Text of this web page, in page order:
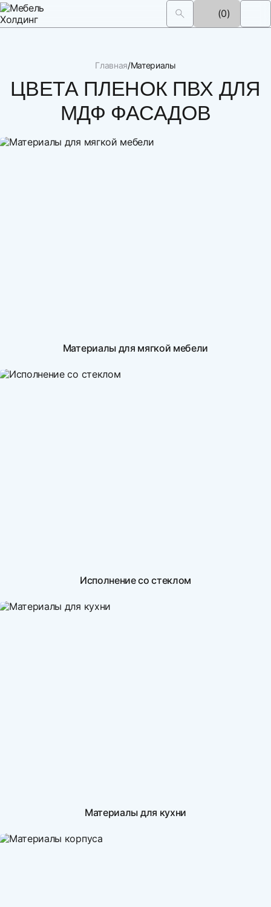
(0)
Главная Материалы
ЦВЕТА ПЛЕНОК ПВХ ДЛЯ
МДФ ФАСАДОВ
Материалы для мягкой мебели
Исполнение со стеклом
Материалы для кухни